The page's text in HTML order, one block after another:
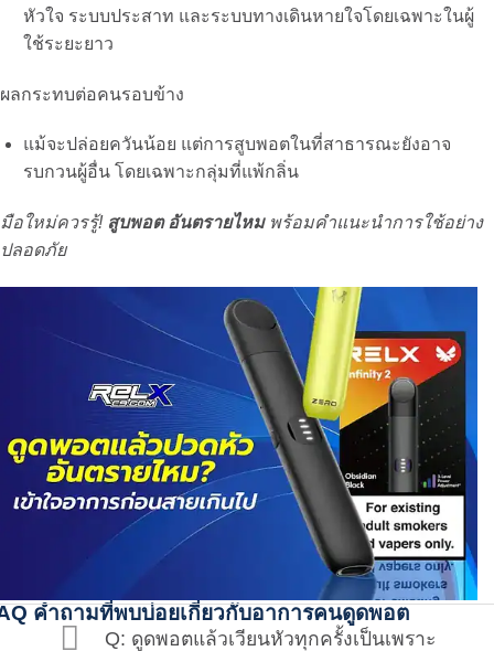
หัวใจ ระบบประสาท และระบบทางเดินหายใจโดยเฉพาะในผู้
ใช้ระยะยาว
ผลกระทบต่อคนรอบข้าง
แม้จะปล่อยควันน้อย แต่การสูบพอตในที่สาธารณะยังอาจ
รบกวนผู้อื่น โดยเฉพาะกลุ่มที่แพ้กลิ่น
มือใหม่ควรรู้! สูบพอต อันตรายไหมพร้อมคำแนะนำการใช้อย่าง
ปลอดภัย
คำถามที่พบบ่อยเกี่ยวกับอาการคนดูดพอต
Q: ดูดพอตแล้วเวียนหัวทุกครั้งเป็นเพราะ